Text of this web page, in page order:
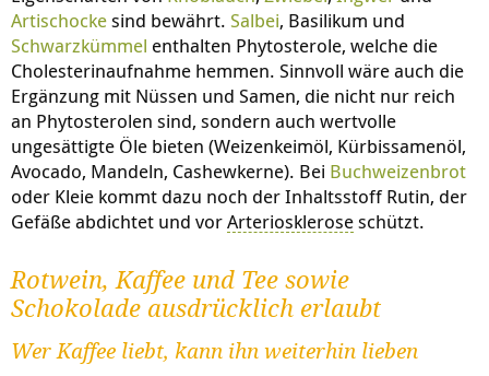
Artischockesind bewährt. Salbei, Basilikum und
Schwarzkümmel enthalten Phytosterole, welche die
Cholesterinaufnahme hemmen. Sinnvoll wäre auch die
Ergänzung mit Nüssen und Samen, die nicht nur reich
an Phytosterolen sind, sondern auch wertvolle
ungesättigte Öle bieten (Weizenkeimöl, Kürbissamenöl,
Avocado, Mandeln, Cashewkerne). Bei Buchweizenbrot
oder Kleie kommt dazu noch der Inhaltsstoff Rutin, der
Gefäße abdichtet und vorArterioskleroseschützt.
Rotwein, Kaffee und Tee sowie
Schokolade ausdrücklich erlaubt
Wer Kaffee liebt, kann ihn weiterhin lieben